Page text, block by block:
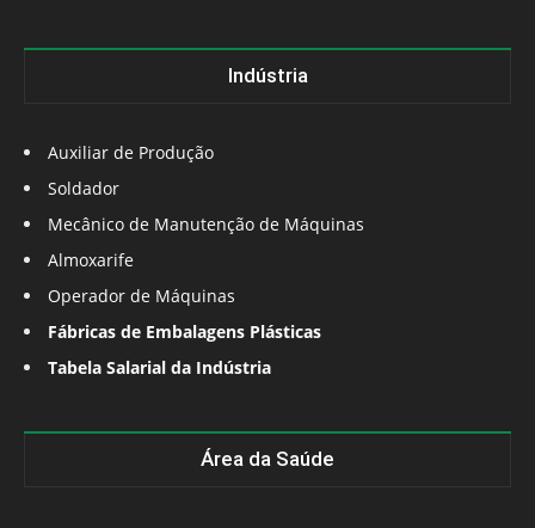
Indústria
Auxiliar de Produção
Soldador
Mecânico de Manutenção de Máquinas
Almoxarife
Operador de Máquinas
Fábricas de Embalagens Plásticas
Tabela Salarial da Indústria
Área da Saúde